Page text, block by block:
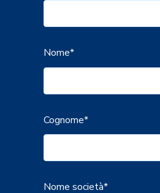
Nome*
Cognome*
Nome società*